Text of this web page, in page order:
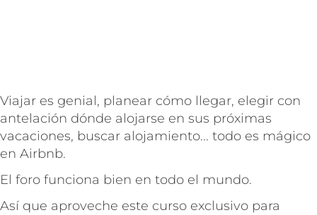
Viajar es genial, planear cómo llegar, elegir con
antelación dónde alojarse en sus próximas
vacaciones, buscar alojamiento... todo es mágico
en Airbnb.
El foro funciona bien en todo el mundo.
Así que aproveche este curso exclusivo para